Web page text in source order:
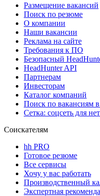
Размещение вакансий
Поиск по резюме
О компании
Наши вакансии
Реклама на сайте
Требования к ПО
Безопасный
HeadHunter API
Партнерам
Инвесторам
Каталог компаний
Поиск по вакансиям
Сетка: соцсеть для
Соискателям
hh PRO
Готовое резюме
Все сервисы
Хочу у вас работать
Производственный
Экспертная